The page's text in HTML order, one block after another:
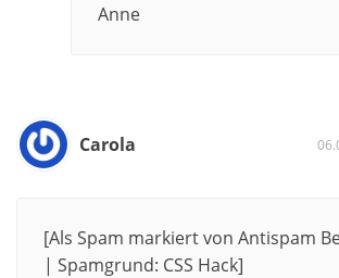
Anne
Carola
[Als Spam markiert von Antispam
| Spamgrund: CSS Hack]